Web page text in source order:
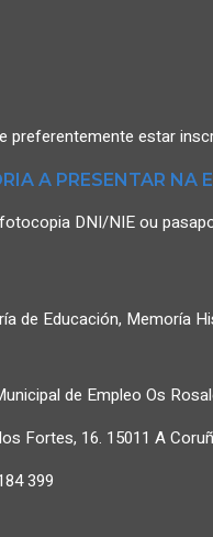
preferentemente estar
A PRESENTAR NA
DNI/NIE ou
de Educación, Memoría
de Empleo Os
Fortes, 16. 15011 A
399